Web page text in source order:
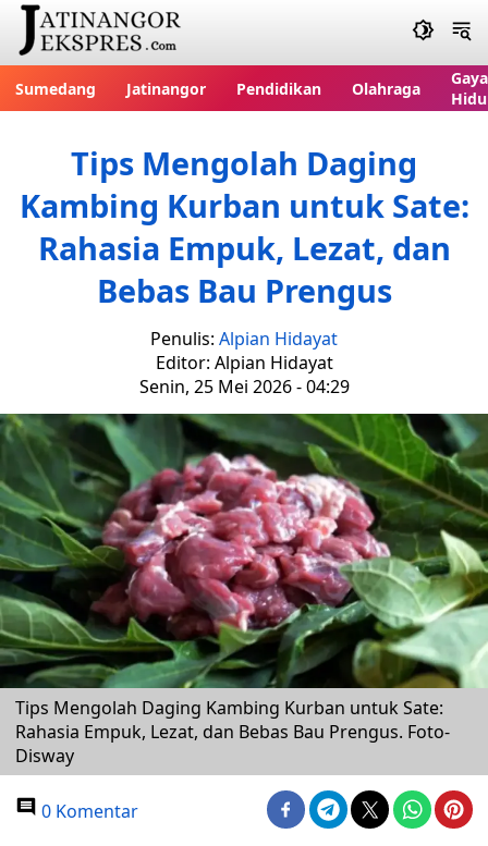
Sumedang Jatinangor Pendidikan Olahraga
Gaya
Tips Mengolah Daging
Kambing Kurban untuk Sate:
Rahasia Empuk, Lezat, dan
Bebas Bau Prengus
Penulis: Alpian Hidayat
Editor: Alpian Hidayat
Senin, 25 Mei 2026 - 04:29
Tips Mengolah Daging Kambing Kurban untuk Sate:
Rahasia Empuk, Lezat, dan Bebas Bau Prengus. Foto-
Disway
0 Komentar